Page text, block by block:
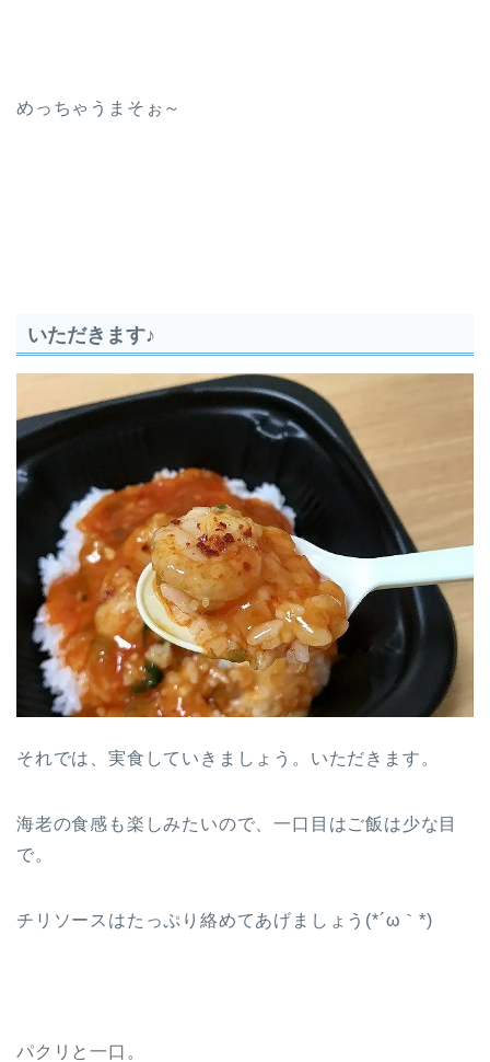
めっちゃうまそぉ～
いただきます♪
それでは、実食していきましょう。いただきます。
海老の食感も楽しみたいので、一口目はご飯は少な目
で。
チリソースはたっぷり絡めてあげましょう(*´ω｀*)
パクリと一口。